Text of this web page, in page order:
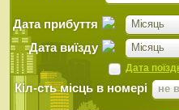
Місяць
Дата прибуття
Місяць
Дата виїзду
Дата
Кіл-сть місць в номері не